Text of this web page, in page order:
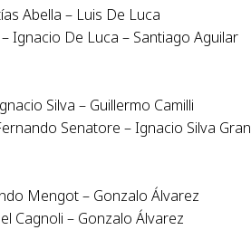
Abella – Luis De Luca
Ignacio De Luca – Santiago Aguilar
Silva – Guillermo Camilli
Senatore – Ignacio Silva Gran
Mengot – Gonzalo Álvarez
Cagnoli – Gonzalo Álvarez